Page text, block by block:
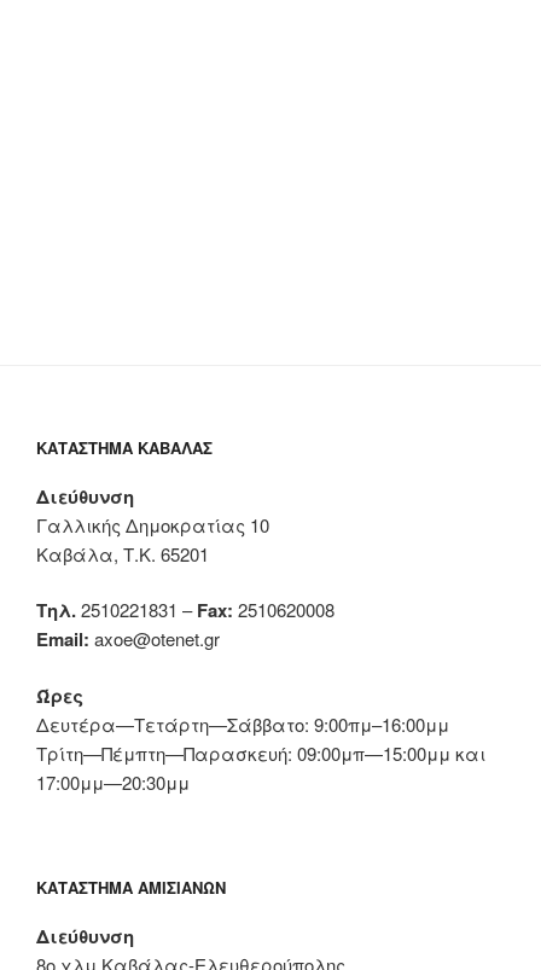
ΚΑΤΆΣΤΗΜΑ ΚΑΒΆΛΑΣ
Διεύθυνση
Γαλλικής Δημοκρατίας 10
Καβάλα, Τ.Κ. 65201
Τηλ.2510221831 –Fax: 2510620008
Email: axoe@otenet.gr
Ώρες
Δευτέρα—Τετάρτη—Σάββατο: 9:00πμ–16:00μμ
Τρίτη—Πέμπτη—Παρασκευή: 09:00μπ—15:00μμ και
17:00μμ—20:30μμ
ΚΑΤΆΣΤΗΜΑ ΑΜΙΣΙΑΝΏΝ
Διεύθυνση
8ο χλμ Καβάλας-Ελευθερούπολης